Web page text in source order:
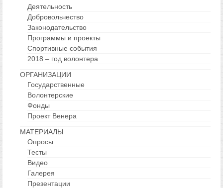
Деятельность
Добровольчество
Законодательство
Программы и проекты
Спортивные события
2018 – год волонтера
ОРГАНИЗАЦИИ
Государственные
Волонтерские
Фонды
Проект Венера
МАТЕРИАЛЫ
Опросы
Тесты
Видео
Галерея
Презентации